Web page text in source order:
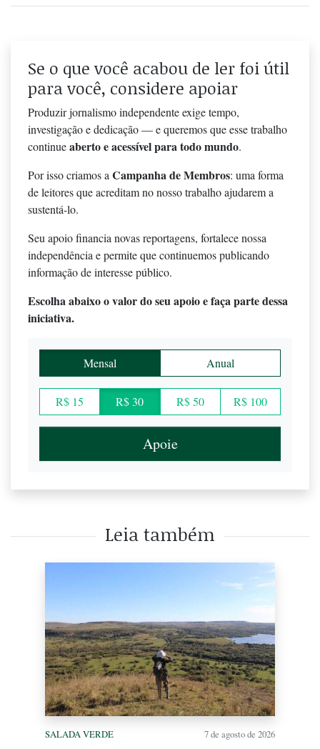
Se o que você acabou de ler foi útil
para você, considere apoiar
Produzir jornalismo independente exige tempo,
investigação e dedicação — e queremos que esse trabalho
continueaberto e acessível para todo mundo.
Por isso criamos aCampanha de Membros: uma forma
de leitores que acreditam no nosso trabalho ajudarem a
sustentá-lo.
Seu apoio financia novas reportagens, fortalece nossa
independência e permite que continuemos publicando
informação de interesse público.
Escolha abaixo o valor do seu apoio e faça parte dessa
iniciativa.
Mensal Anual
R$ 15 R$ 30 R$ 50 R$ 100
Apoie
Leia também
SALADA VERDE 7 de agosto de 2026